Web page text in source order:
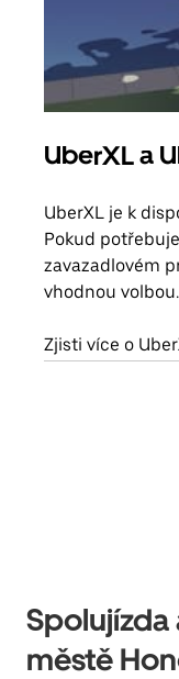
UberXL a
UberXL je k
Pokud
zavazadlovém
vhodnou volbou.
Zjisti více o
Spolujízda
městě